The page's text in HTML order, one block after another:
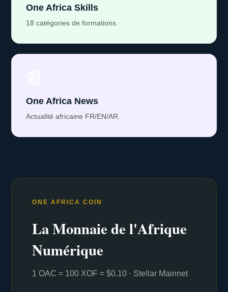
One Africa Skills
18 catégories de formations.
One Africa News
Actualité africaine FR/EN/AR.
ONE AFRICA COIN
La Monnaie de l'Afrique
Numérique
1 OAC = 100 XOF = $0.10 · Stellar Mainnet